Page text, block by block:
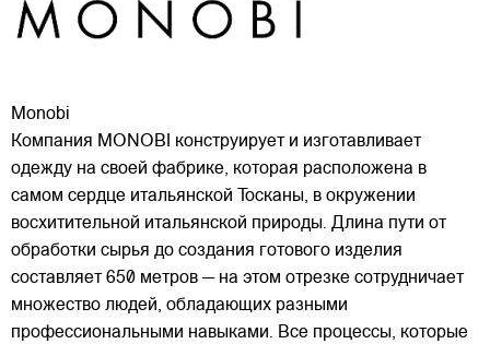
Monobi
Компания MONOBI конструирует и изготавливает
одежду на своей фабрике, которая расположена в
самом сердце итальянской Тосканы, в окружении
восхитительной итальянской природы. Длина пути от
обработки сырья до создания готового изделия
составляет 650 метров — на этом отрезке сотрудничает
множество людей, обладающих разными
профессиональными навыками. Все процессы, которые